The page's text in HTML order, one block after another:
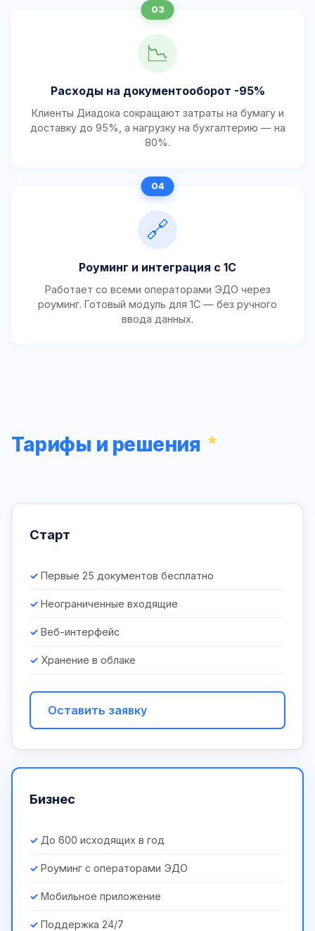
📉
Расходы на документооборот -95%
Клиенты Диадока сокращают затраты на бумагу и
доставку до 95%, а нагрузку на бухгалтерию — на
80%.
🔗
Роуминг и интеграция с 1С
Работает со всеми операторами ЭДО через
роуминг. Готовый модуль для 1С — без ручного
ввода данных.
Тарифы и решения
Старт
Первые 25 документов бесплатно
Неограниченные входящие
Веб-интерфейс
Хранение в облаке
Оставить заявку
Бизнес
До 600 исходящих в год
Роуминг с операторами ЭДО
Мобильное приложение
Поддержка 24/7